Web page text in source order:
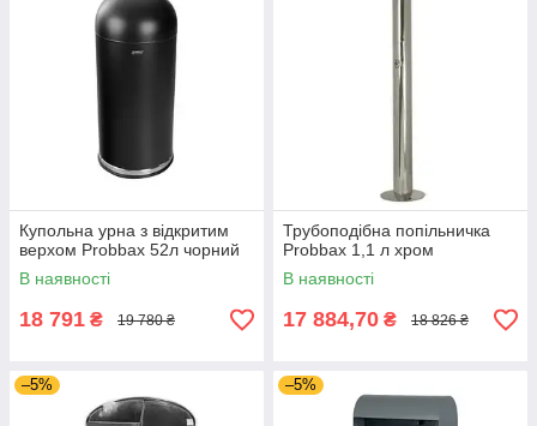
Купольна урна з відкритим
верхом Probbax 52л чорний
В наявності
18 791 ₴ 19 780 ₴
Трубоподібна попільничка
Probbax 1,1 л хром
В наявності
17 884,70 ₴ 18 826 ₴
–5% –5%